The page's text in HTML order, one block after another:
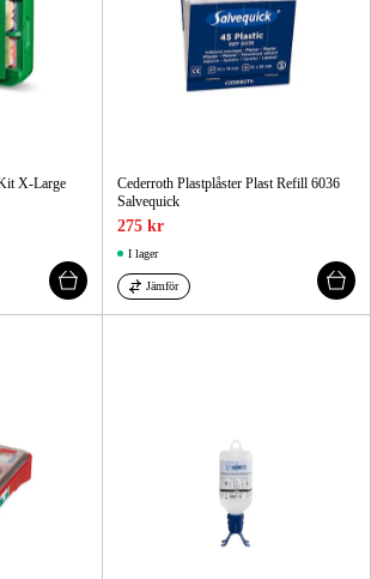
X-Large
Cederroth Plastplåster Plast Refill 6036
Salvequick
275 kr
I lager
Jämför